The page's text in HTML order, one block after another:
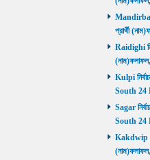
প্রার্থী
Raidighi
Kulpi
South 24
Sagar
South 24
Kakdwip